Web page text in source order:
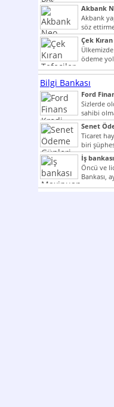
Akbank
Kullanılır?
Akbank
söz
Çek
ödeme
Bilgi Bankası
Ford
Sizlerde
sahibi
ilginizi...
Senet
Ticaret
biri
çok
İş
Öncü ve
Bankası,